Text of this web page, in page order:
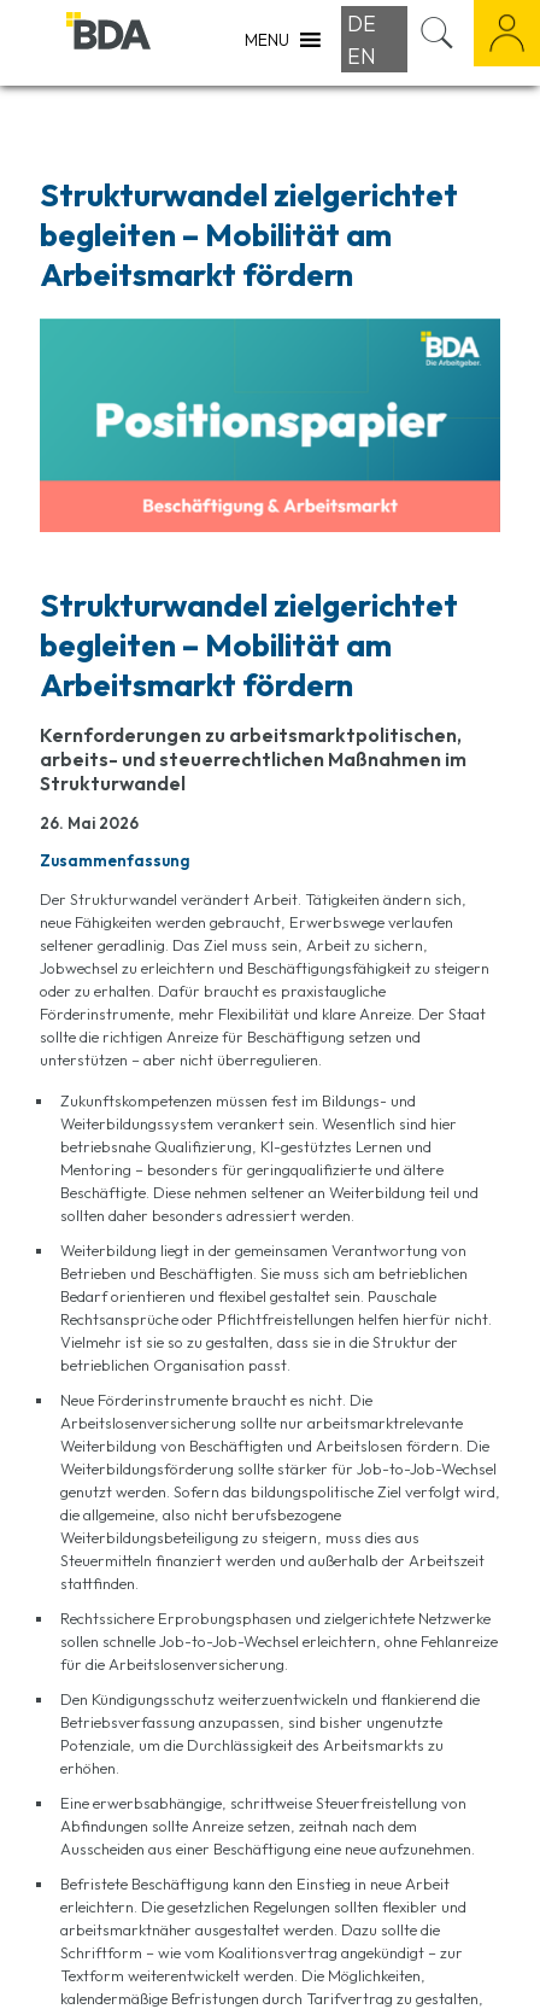
MENU
DE
EN
Strukturwandel zielgerichtet
begleiten – Mobilität am
Arbeitsmarkt fördern
Strukturwandel zielgerichtet
begleiten – Mobilität am
Arbeitsmarkt fördern
Kernforderungen zu arbeitsmarktpolitischen,
arbeits- und steuerrechtlichen Maßnahmen im
Strukturwandel
26. Mai 2026
Zusammenfassung
Der Strukturwandel verändert Arbeit. Tätigkeiten ändern sich,
neue Fähigkeiten werden gebraucht, Erwerbswege verlaufen
seltener geradlinig. Das Ziel muss sein, Arbeit zu sichern,
Jobwechsel zu erleichtern und Beschäftigungsfähigkeit zu steigern
oder zu erhalten. Dafür braucht es praxistaugliche
Förderinstrumente, mehr Flexibilität und klare Anreize. Der Staat
sollte die richtigen Anreize für Beschäftigung setzen und
unterstützen – aber nicht überregulieren.
Zukunftskompetenzen müssen fest im Bildungs- und
Weiterbildungssystem verankert sein. Wesentlich sind hier
betriebsnahe Qualifizierung, KI-gestütztes Lernen und
Mentoring – besonders für geringqualifizierte und ältere
Beschäftigte. Diese nehmen seltener an Weiterbildung teil und
sollten daher besonders adressiert werden.
Weiterbildung liegt in der gemeinsamen Verantwortung von
Betrieben und Beschäftigten. Sie muss sich am betrieblichen
Bedarf orientieren und flexibel gestaltet sein. Pauschale
Rechtsansprüche oder Pflichtfreistellungen helfen hierfür nicht.
Vielmehr ist sie so zu gestalten, dass sie in die Struktur der
betrieblichen Organisation passt.
Neue Förderinstrumente braucht es nicht. Die
Arbeitslosenversicherung sollte nur arbeitsmarktrelevante
Weiterbildung von Beschäftigten und Arbeitslosen fördern. Die
Weiterbildungsförderung sollte stärker für Job-to-Job-Wechsel
genutzt werden. Sofern das bildungspolitische Ziel verfolgt wird,
die allgemeine, also nicht berufsbezogene
Weiterbildungsbeteiligung zu steigern, muss dies aus
Steuermitteln finanziert werden und außerhalb der Arbeitszeit
stattfinden.
Rechtssichere Erprobungsphasen und zielgerichtete Netzwerke
sollen schnelle Job-to-Job-Wechsel erleichtern, ohne Fehlanreize
für die Arbeitslosenversicherung.
Den Kündigungsschutz weiterzuentwickeln und flankierend die
Betriebsverfassung anzupassen, sind bisher ungenutzte
Potenziale, um die Durchlässigkeit des Arbeitsmarkts zu
erhöhen.
Eine erwerbsabhängige, schrittweise Steuerfreistellung von
Abfindungen sollte Anreize setzen, zeitnah nach dem
Ausscheiden aus einer Beschäftigung eine neue aufzunehmen.
Befristete Beschäftigung kann den Einstieg in neue Arbeit
erleichtern. Die gesetzlichen Regelungen sollten flexibler und
arbeitsmarktnäher ausgestaltet werden. Dazu sollte die
Schriftform – wie vom Koalitionsvertrag angekündigt – zur
Textform weiterentwickelt werden. Die Möglichkeiten,
kalendermäßige Befristungen durch Tarifvertrag zu gestalten,